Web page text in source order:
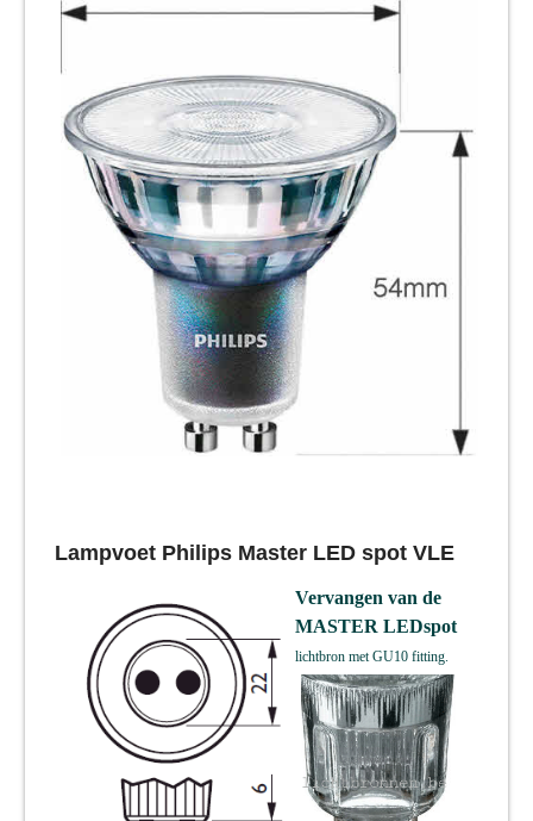
Lampvoet Philips Master LED spot VLE
Vervangen van de
MASTER LEDspot
lichtbron met GU10 fitting.